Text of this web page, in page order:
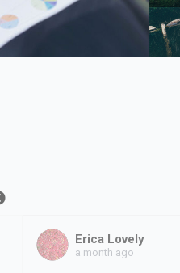
Erica Lovely
a month ago